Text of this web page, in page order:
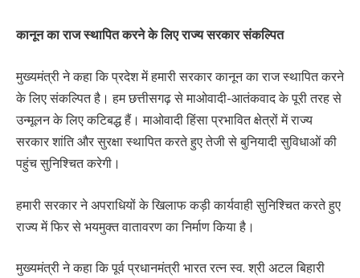
कानून का राज स्थापित करने के लिए राज्य सरकार संकल्पित
मुख्यमंत्री ने कहा कि प्रदेश में हमारी सरकार कानून का राज स्थापित करने
के लिए संकल्पित है। हम छत्तीसगढ़ से माओवादी-आतंकवाद के पूरी तरह से
उन्मूलन के लिए कटिबद्ध हैं। माओवादी हिंसा प्रभावित क्षेत्रों में राज्य
सरकार शांति और सुरक्षा स्थापित करते हुए तेजी से बुनियादी सुविधाओं की
पहुंच सुनिश्चित करेगी।
हमारी सरकार ने अपराधियों के खिलाफ कड़ी कार्यवाही सुनिश्चित करते हुए
राज्य में फिर से भयमुक्त वातावरण का निर्माण किया है।
मुख्यमंत्री ने कहा कि पूर्व प्रधानमंत्री भारत रत्न स्व. श्री अटल बिहारी